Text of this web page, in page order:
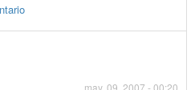
may. 09, 2007 - 00:20